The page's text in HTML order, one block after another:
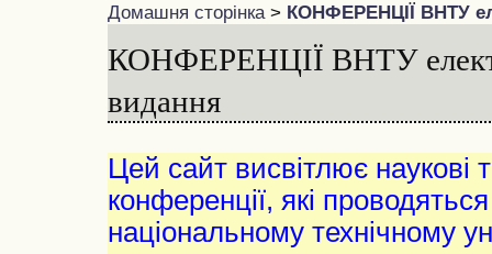
Домашня сторінка> КОНФЕРЕНЦІЇ ВНТУ
КОНФЕРЕНЦІЇ ВНТУ
видання
Цей сайт висвітлює наукові
конференції, які
національному технічному